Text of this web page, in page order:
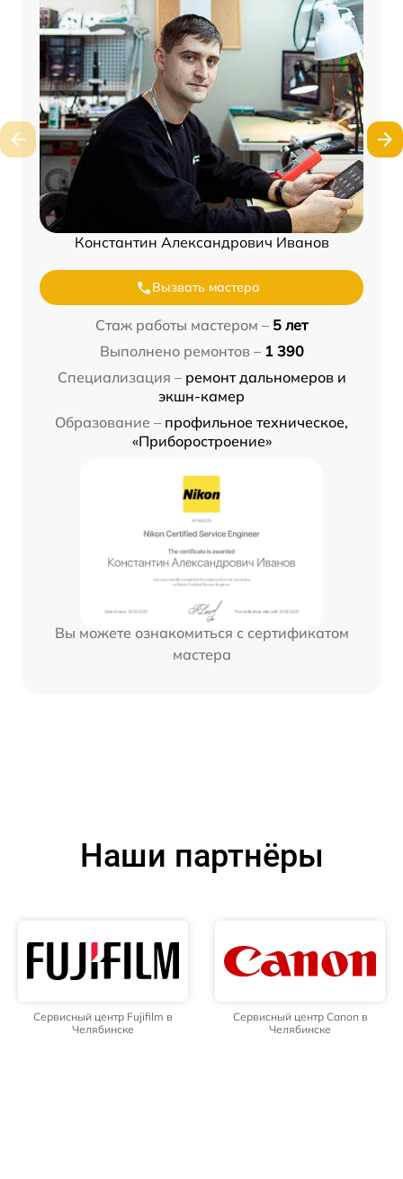
Константин Александрович Иванов
Вызвать мастера
Стаж работы мастером – 5 лет
Выполнено ремонтов – 1 390
Специализация – ремонт дальномеров и
экшн-камер
Образование – профильное техническое,
«Приборостроение»
Вы можете ознакомиться с сертификатом
мастера
Наши партнёры
Сервисный центр Fujifilm в
Челябинске
Сервисный центр Canon в
Челябинске